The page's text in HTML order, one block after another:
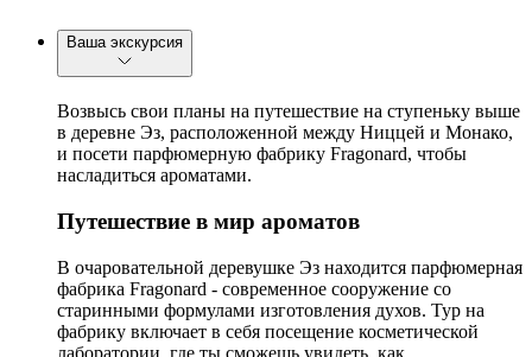
Ваша экскурсия
Возвысь свои планы на путешествие на ступеньку выше
в деревне Эз, расположенной между Ниццей и Монако,
и посети парфюмерную фабрику Fragonard, чтобы
насладиться ароматами.
Путешествие в мир ароматов
В очаровательной деревушке Эз находится парфюмерная
фабрика Fragonard - современное сооружение со
старинными формулами изготовления духов. Тур на
фабрику включает в себя посещение косметической
лаборатории, где ты сможешь увидеть, как